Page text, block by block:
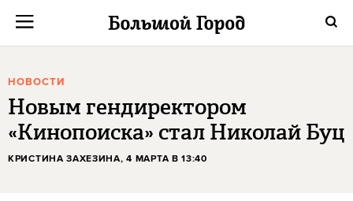
НОВОСТИ
Новым гендиректором
«Кинопоиска» стал Николай Буц
КРИСТИНА ЗАХЕЗИНА, 4 МАРТА В 13:40